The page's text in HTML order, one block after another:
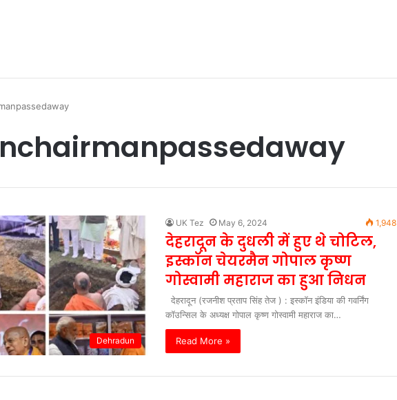
Dehradun
UK Tez May 6, 2024 1,948
देहरादून के दुधली में हुए थे चोटिल,
इस्कॉन चेयरमैन गोपाल कृष्ण
गोस्वामी महाराज का हुआ निधन
देहरादून (रजनीश प्रताप सिंह तेज ) : इस्कॉन इंडिया की गवर्निंग
कॉउन्सिल के अध्यक्ष गोपाल कृष्ण गोस्वामी महाराज का…
Read More »